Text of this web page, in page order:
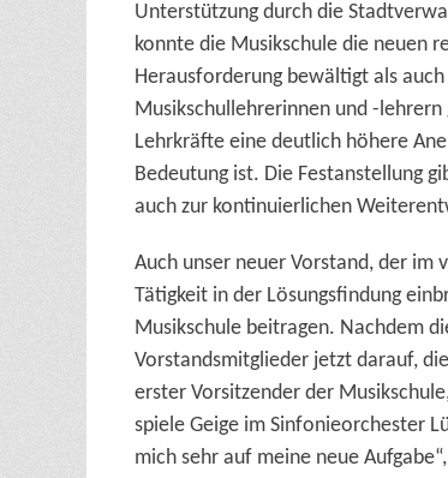
Unterstützung durch die
konnte die Musikschule die neuen
Herausforderung bewältigt als auch
Musikschullehrerinnen und -
Lehrkräfte eine deutlich höhere
Bedeutung ist. Die Festanstellung
auch zur kontinuierlichen
Auch unser neuer Vorstand, der im
Tätigkeit in der Lösungsfindung
Musikschule beitragen. Nachdem
Vorstandsmitglieder jetzt darauf,
erster Vorsitzender der
spiele Geige im Sinfonieorchester
mich sehr auf meine neue